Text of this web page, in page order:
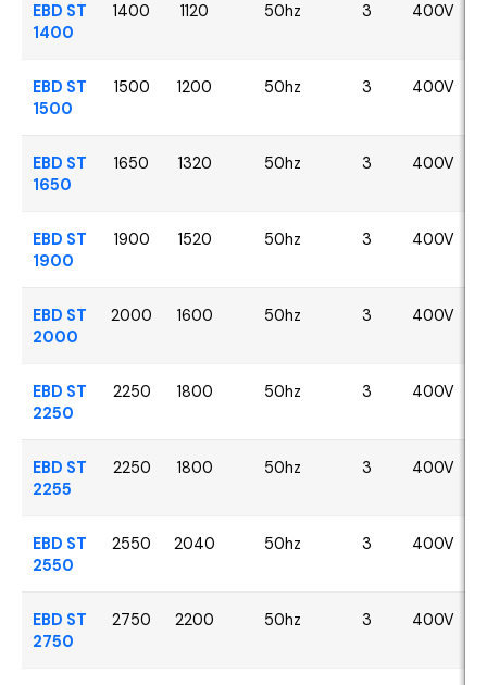
EBD ST
1400
1400 1120 50hz 3 400V
EBD ST
1500
1500 1200 50hz 3 400V
EBD ST
1650
1650 1320 50hz 3 400V
EBD ST
1900
1900 1520 50hz 3 400V
EBD ST
2000
2000 1600 50hz 3 400V
EBD ST
2250
2250 1800 50hz 3 400V
EBD ST
2255
2250 1800 50hz 3 400V
EBD ST
2550
2550 2040 50hz 3 400V
EBD ST
2750
2750 2200 50hz 3 400V